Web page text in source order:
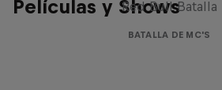
Películas y Shows
Red Bull Batalla
BATALLA DE MC'S